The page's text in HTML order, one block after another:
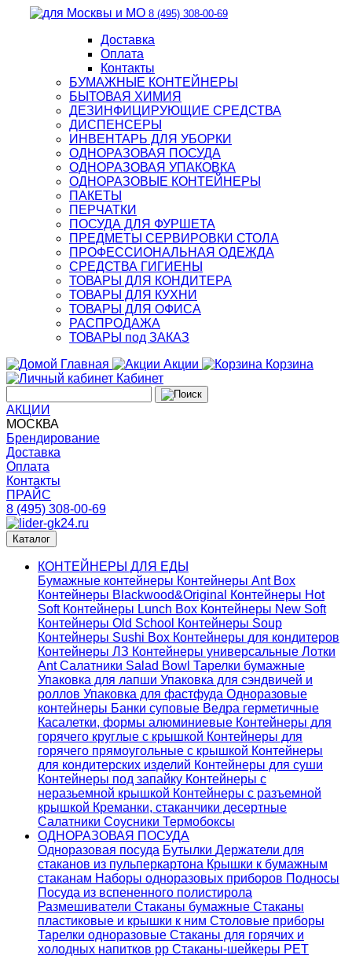
8 (495) 308-00-69
Доставка
Оплата
Контакты
БУМАЖНЫЕ КОНТЕЙНЕРЫ
БЫТОВАЯ ХИМИЯ
ДЕЗИНФИЦИРУЮЩИЕ СРЕДСТВА
ДИСПЕНСЕРЫ
ИНВЕНТАРЬ ДЛЯ УБОРКИ
ОДНОРАЗОВАЯ ПОСУДА
ОДНОРАЗОВАЯ УПАКОВКА
ОДНОРАЗОВЫЕ КОНТЕЙНЕРЫ
ПАКЕТЫ
ПЕРЧАТКИ
ПОСУДА ДЛЯ ФУРШЕТА
ПРЕДМЕТЫ СЕРВИРОВКИ СТОЛА
ПРОФЕССИОНАЛЬНАЯ ОДЕЖДА
СРЕДСТВА ГИГИЕНЫ
ТОВАРЫ ДЛЯ КОНДИТЕРА
ТОВАРЫ ДЛЯ КУХНИ
ТОВАРЫ ДЛЯ ОФИСА
РАСПРОДАЖА
ТОВАРЫ под ЗАКАЗ
Главная
Акции
Корзина
Кабинет
АКЦИИ
МОСКВА
Брендирование
Доставка
Оплата
Контакты
ПРАЙС
8 (495) 308-00-69
Каталог
КОНТЕЙНЕРЫ ДЛЯ ЕДЫ
Бумажные контейнеры Контейнеры Ant Box
Контейнеры Blackwood&Original
Контейнеры Hot
Soft Контейнеры Lunch Box Контейнеры New Soft
Контейнеры Old School Контейнеры Soup
Контейнеры Sushi Box Контейнеры для кондитеров
Контейнеры ЛЗ Контейнеры универсальные Лотки
AntСалатники Salad Bowl Тарелки бумажные
Упаковка для лапши Упаковка для сэндвичей и
роллов Упаковка для фастфуда Одноразовые
контейнеры Банки суповые Ведра герметичные
Касалетки, формы алюминиевые Контейнеры для
горячего круглые с крышкой Контейнеры для
горячего прямоугольные с крышкой Контейнеры
для кондитерских изделий Контейнеры для суши
Контейнеры под запайку Контейнеры с
неразьемной крышкой Контейнеры с разъемной
крышкой Креманки, стаканчики десертные
Салатники Соусники Термобоксы
ОДНОРАЗОВАЯ ПОСУДА
Одноразовая посуда Бутылки Держатели для
стаканов из пульперкартона Крышки к бумажным
стаканам Наборы одноразовых приборов Подносы
Посуда из вспененного полистирола
Размешиватели Стаканы бумажные Стаканы
пластиковые и крышки к ним Столовые приборы
Тарелки одноразовые Стаканы для горячих и
холодных напитков pp Стаканы-шейкеры PET